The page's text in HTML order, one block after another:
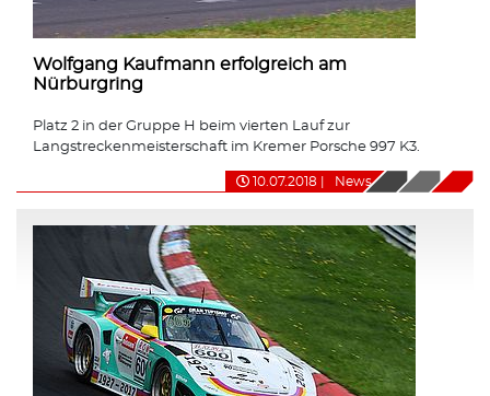
Wolfgang Kaufmann erfolgreich am
Nürburgring
Platz 2 in der Gruppe H beim vierten Lauf zur
Langstreckenmeisterschaft im Kremer Porsche 997 K3.
10.07.2018 News